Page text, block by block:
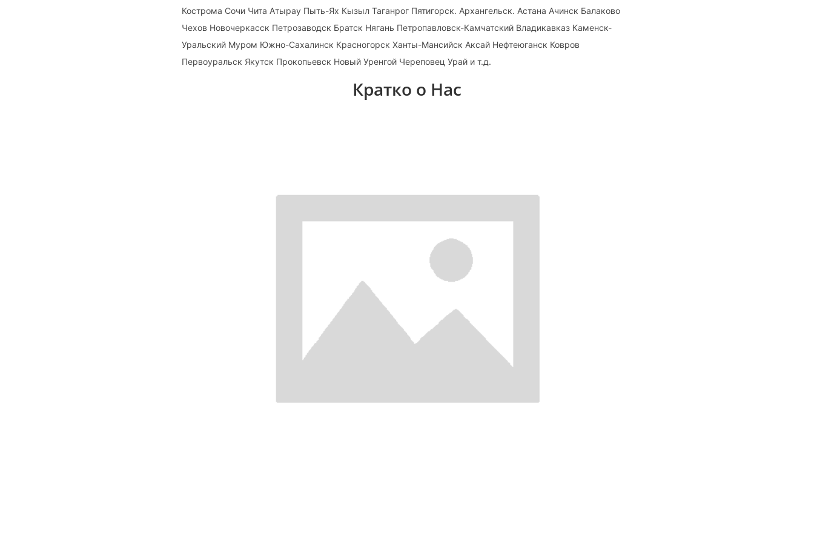
Кострома Сочи Чита Атырау Пыть-Ях Кызыл Таганрог Пятигорск. Архангельск. Астана Ачинск Балаково
Чехов Новочеркасск Петрозаводск Братск Нягань Петропавловск-Камчатский Владикавказ Каменск-
Уральский Муром Южно-Сахалинск Красногорск Ханты-Мансийск Аксай Нефтеюганск Ковров
Первоуральск Якутск Прокопьевск Новый Уренгой Череповец Урай и т.д.
Кратко о Нас